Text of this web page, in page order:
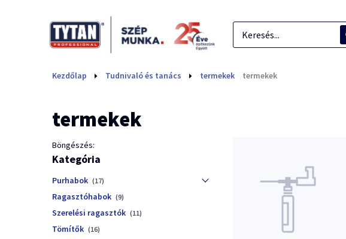
Kezdőlap Tudnivaló és tanács termekek termekek
termekek
Böngészés:
Kategória
Purhabok (17)
Ragasztóhabok (9)
Szerelési ragasztók (11)
Tömítők (16)